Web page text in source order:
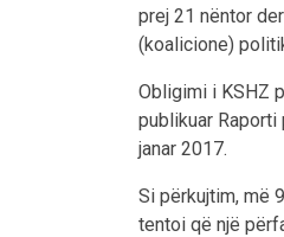
prej 21 nëntor
(koalicione)
Obligimi i KSHZ
publikuar
janar 2017.
Si përkujtim, më
tentoi që një